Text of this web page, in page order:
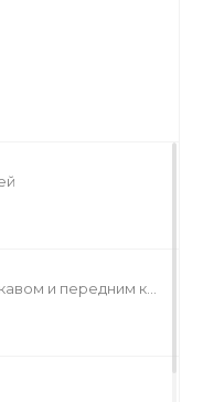
и передним ка